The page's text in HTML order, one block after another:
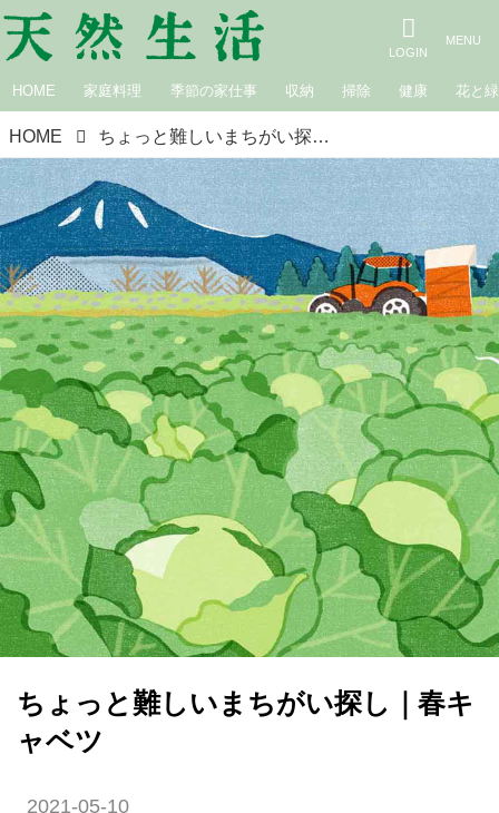
HOME 家庭料理 季節の家仕事 収納 掃除 健康 花と緑
HOME ちょっと難しいまちがい探し｜春キャベツ
ちょっと難しいまちがい探し｜春キ
ャベツ
2021-05-10